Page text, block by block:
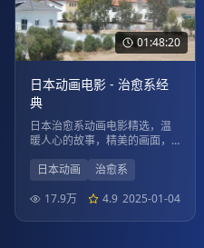
01:48:20
日本动画电影 - 治愈系经
典
日本治愈系动画电影精选，温
暖人心的故事，精美的画面，
日本动画
治愈系
17.9万
4.9 2025-01-04